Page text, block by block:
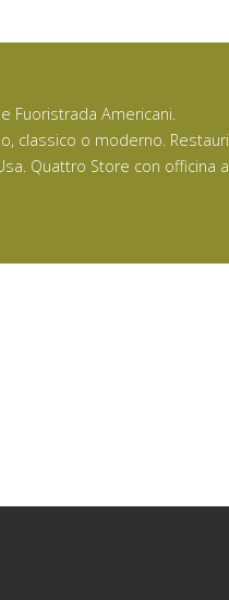
Fuoristrada Americani.
classico o moderno. Restauri
Quattro Store con officina a